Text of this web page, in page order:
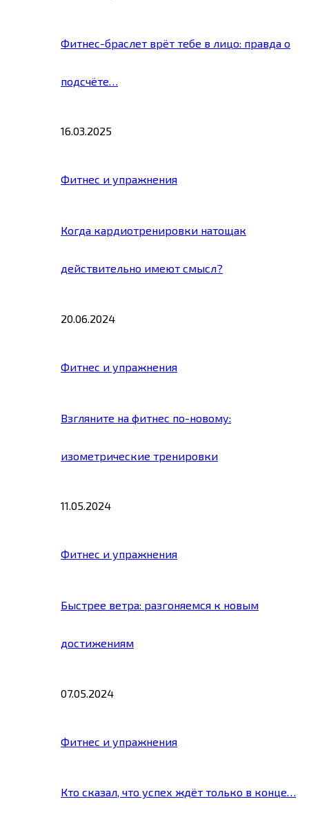
Фитнес-браслет врёт тебе в лицо: правда о
подсчёте…
16.03.2025
Фитнес и упражнения
Когда кардиотренировки натощак
действительно имеют смысл?
20.06.2024
Фитнес и упражнения
Взгляните на фитнес по-новому:
изометрические тренировки
11.05.2024
Фитнес и упражнения
Быстрее ветра: разгоняемся к новым
достижениям
07.05.2024
Фитнес и упражнения
Кто сказал, что успех ждёт только в конце…